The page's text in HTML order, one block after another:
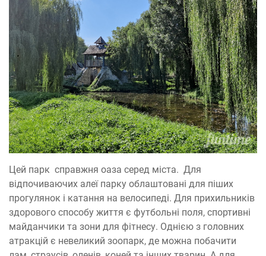
Цей парк справжня оаза серед міста. Для
відпочиваючих алеї парку облаштовані для піших
прогулянок і катання на велосипеді. Для прихильників
здорового способу життя є футбольні поля, спортивні
майданчики та зони для фітнесу. Однією з головних
атракцій є невеликий зоопарк, де можна побачити